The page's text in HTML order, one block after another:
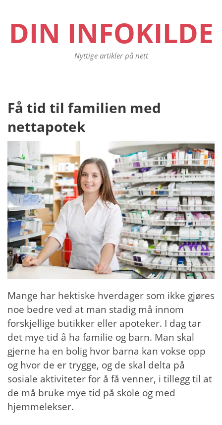
DIN INFOKILDE
Nyttige artikler på nett
Få tid til familien med
nettapotek
Mange har hektiske hverdager som ikke gjøres
noe bedre ved at man stadig må innom
forskjellige butikker eller apoteker. I dag tar
det mye tid å ha familie og barn. Man skal
gjerne ha en bolig hvor barna kan vokse opp
og hvor de er trygge, og de skal delta på
sosiale aktiviteter for å få venner, i tillegg til at
de må bruke mye tid på skole og med
hjemmelekser.
Innleggsnavigasjon